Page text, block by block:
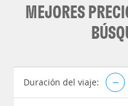
MEJORES
Duración del viaje: –